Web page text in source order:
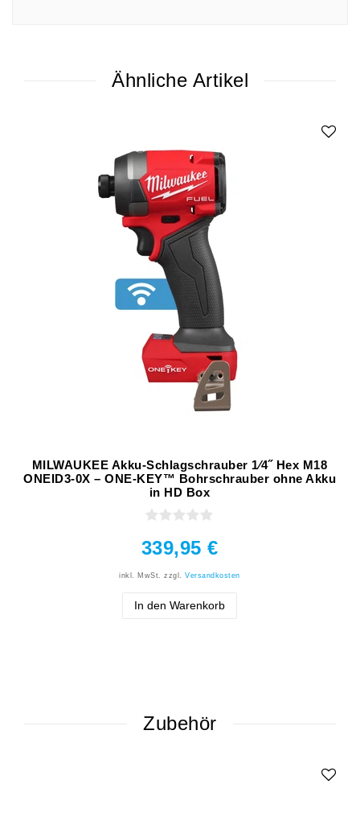
Ähnliche Artikel
MILWAUKEE Akku-Schlagschrauber 1⁄4˝ Hex M18
ONEID3-0X – ONE-KEY™ Bohrschrauber ohne Akku
in HD Box
339,95 €
inkl. MwSt. zzgl.Versandkosten
In den Warenkorb
Zubehör